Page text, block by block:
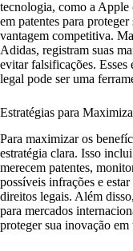
tecnologia, como a Apple
em patentes para
vantagem competitiva.
Adidas, registram suas
evitar falsificações.
legal pode ser uma
Estratégias para
Para maximizar os
estratégia clara. Isso
merecem patentes,
possíveis infrações e
direitos legais. Além
para mercados
proteger sua inovação em